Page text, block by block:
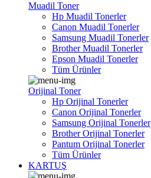
Muadil Toner
Hp Muadil Tonerler
Canon Muadil Tonerler
Samsung Muadil Tonerler
Brother Muadil Tonerler
Epson Muadil Tonerler
Tüm Ürünler
Orijinal Toner
Hp Orijinal Tonerler
Canon Orijinal Tonerler
Samsung Orijinal Tonerler
Brother Orijinal Tonerler
Pantum Orijinal Tonerler
Tüm Ürünler
KARTUŞ